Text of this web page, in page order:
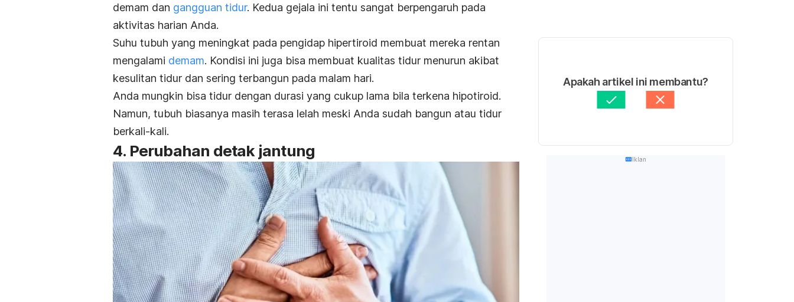
demam dan gangguan tidur. Kedua gejala ini tentu sangat berpengaruh pada
aktivitas harian Anda.
Suhu tubuh yang meningkat pada pengidap hipertiroid membuat mereka rentan
mengalami demam. Kondisi ini juga bisa membuat kualitas tidur menurun akibat
kesulitan tidur dan sering terbangun pada malam hari.
Anda mungkin bisa tidur dengan durasi yang cukup lama bila terkena hipotiroid.
Namun, tubuh biasanya masih terasa lelah meski Anda sudah bangun atau tidur
berkali-kali.
4. Perubahan detak jantung
Apakah artikel ini membantu?
Iklan